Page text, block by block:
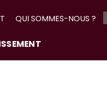
QUI SOMMES-NOUS ?